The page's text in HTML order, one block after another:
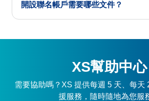
開設聯名帳戶需要哪些文件？
XS幫助中心
需要協助嗎？XS 提供每週 5 天、每天
援服務，隨時隨地為您服